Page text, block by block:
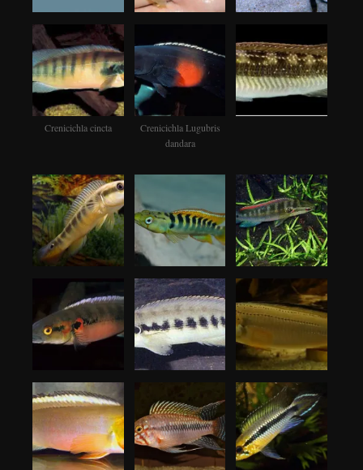
Crenicichla cincta
Crenicichla Lugubris
dandara